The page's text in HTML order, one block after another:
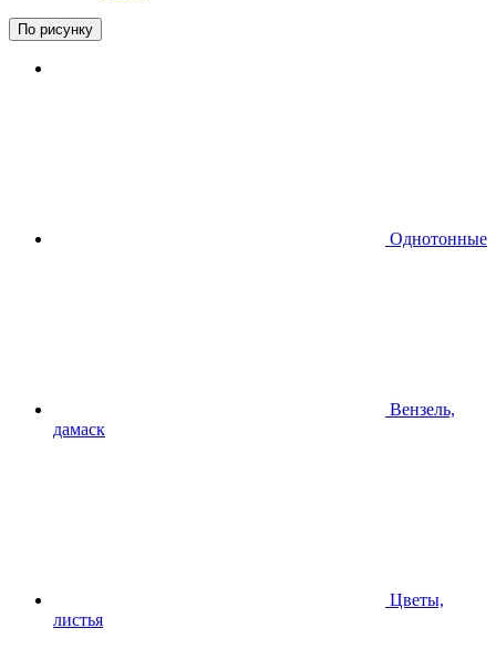
По рисунку
Однотонные
Вензель,
дамаск
Цветы,
листья